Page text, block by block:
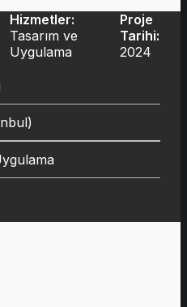
Hizmetler:
Tasarım ve
Uygulama
Proje
Tarihi:
2024